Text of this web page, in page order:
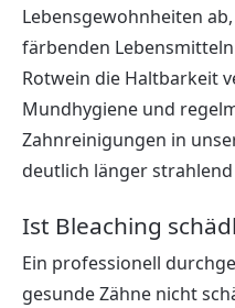
Lebensgewohnheiten
färbenden
Rotwein die Haltbarkeit
Mundhygiene und
Zahnreinigungen in
deutlich länger
Ist Bleaching
Ein professionell
gesunde Zähne nicht